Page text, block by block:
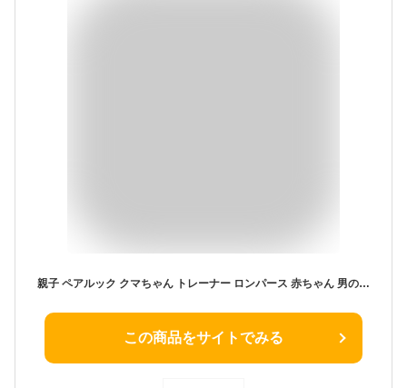
親子 ペアルック クマちゃん トレーナー ロンパース 赤ちゃん 男の子 女の子 パパ ママ 娘 息子 出産祝い プレゼント ギフト 誕生日 リンクコーデ 親子ペア ペア セット カップル 双子 コーデ お揃い おそろい 兄弟 姉妹 ベビー 家族 写真 韓国子供服 長袖 くま 熊 春 秋 冬
この商品をサイトでみる